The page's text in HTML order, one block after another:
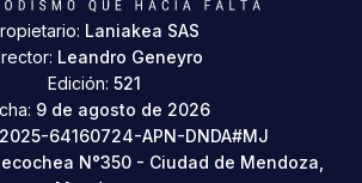
Laniakea SAS
Leandro Geneyro
Edición: 521
9 de agosto de 2026
64160724-APN-DNDA#MJ
N°350 - Ciudad de Mendoza,